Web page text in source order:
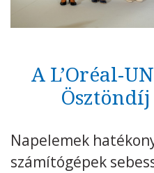
Adatkezelési tájékoztató
A L’Oréal-
Napelemek
számítógépek